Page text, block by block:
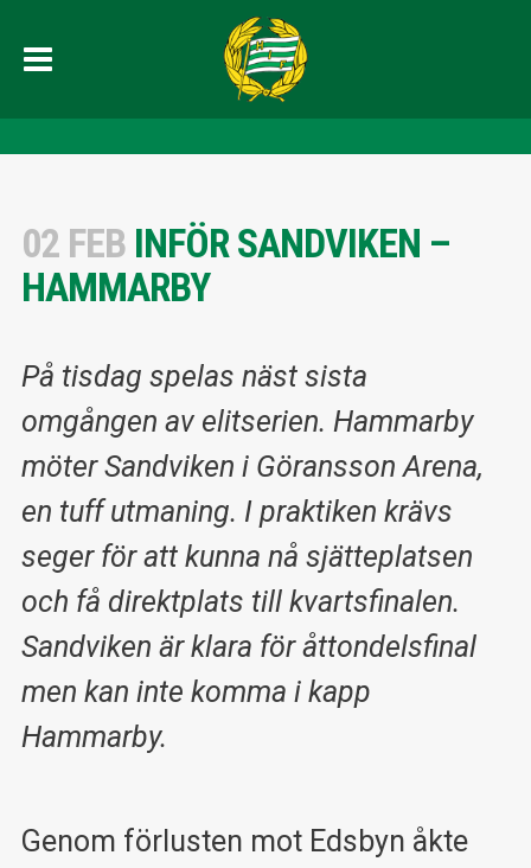
02 FEBINFÖR SANDVIKEN –
HAMMARBY
På tisdag spelas näst sista
omgången av elitserien. Hammarby
möter Sandviken i Göransson Arena,
en tuff utmaning. I praktiken krävs
seger för att kunna nå sjätteplatsen
och få direktplats till kvartsfinalen.
Sandviken är klara för åttondelsfinal
men kan inte komma i kapp
Hammarby.
Genom förlusten mot Edsbyn åkte